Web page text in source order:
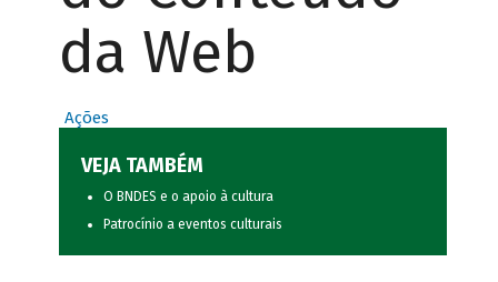
da Web
Ações
VEJA TAMBÉM
O BNDES e o apoio à cultura
Patrocínio a eventos culturais